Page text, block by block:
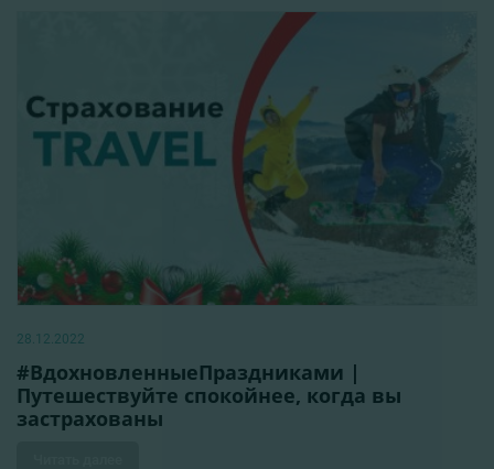
28.12.2022
#ВдохновленныeПраздниками |
Путешествуйте спокойнее, когда вы
застрахованы